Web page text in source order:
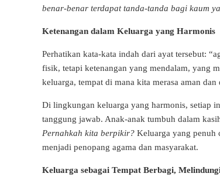
benar-benar terdapat tanda-tanda bagi kaum
Ketenangan dalam Keluarga yang Harmonis
Perhatikan kata-kata indah dari ayat tersebut:
fisik, tetapi ketenangan yang mendalam, yang
keluarga, tempat di mana kita merasa aman dan
Di lingkungan keluarga yang harmonis, setiap
tanggung jawab. Anak-anak tumbuh dalam
Pernahkah kita berpikir? Keluarga yang penuh
menjadi penopang agama dan masyarakat.
Keluarga sebagai Tempat Berbagi,